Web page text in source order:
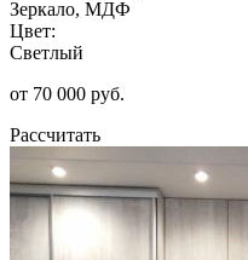
Зеркало, МДФ
Цвет:
Светлый
от 70 000 руб.
Рассчитать